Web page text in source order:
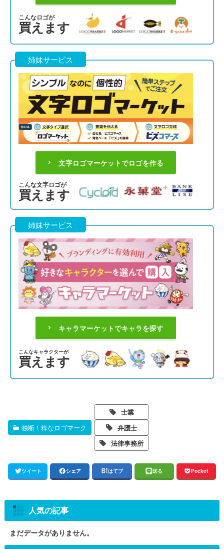
こんなロゴが
買えます
姉妹サービス
文字ロゴマーケットでロゴを作る
こんな文字ロゴが
買えます
姉妹サービス
キャラマーケットでキャラを探す
こんなキャラクターが
買えます
独断！粋なロゴマーク
士業
弁護士
法律事務所
ツイート シェア はてブ 送る Pocket
人気の記事
まだデータがありません。